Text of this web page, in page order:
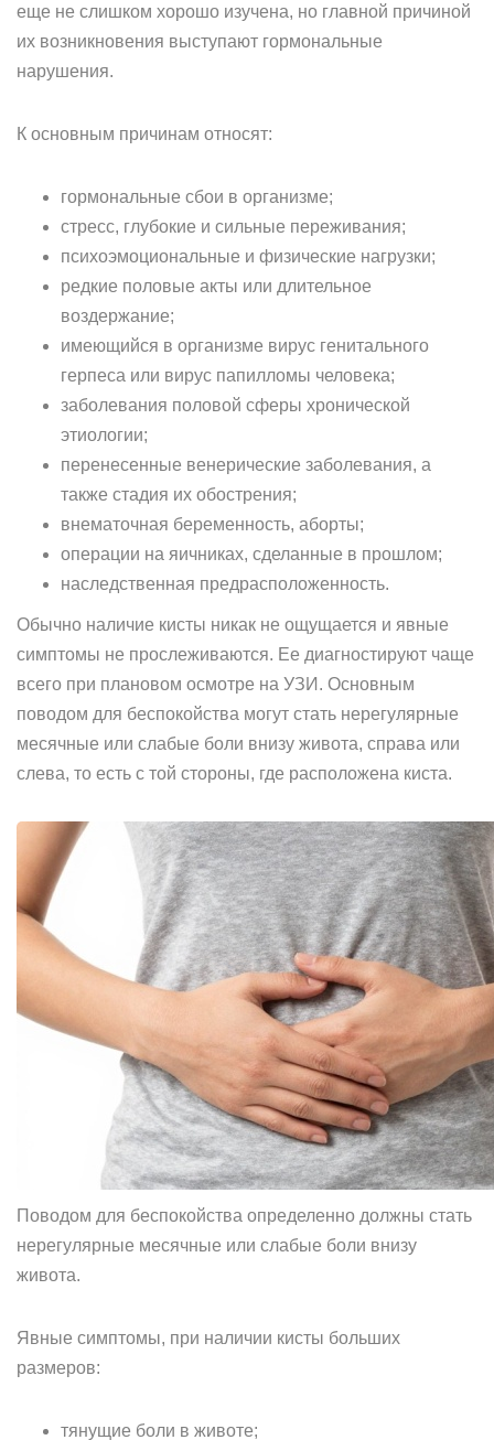
еще не слишком хорошо изучена, но главной причиной
их возникновения выступают гормональные
нарушения.
К основным причинам относят:
гормональные сбои в организме;
стресс, глубокие и сильные переживания;
психоэмоциональные и физические нагрузки;
редкие половые акты или длительное
воздержание;
имеющийся в организме вирус генитального
герпеса или вирус папилломы человека;
заболевания половой сферы хронической
этиологии;
перенесенные венерические заболевания, а
также стадия их обострения;
внематочная беременность, аборты;
операции на яичниках, сделанные в прошлом;
наследственная предрасположенность.
Обычно наличие кисты никак не ощущается и явные
симптомы не прослеживаются. Ее диагностируют чаще
всего при плановом осмотре на УЗИ. Основным
поводом для беспокойства могут стать нерегулярные
месячные или слабые боли внизу живота, справа или
слева, то есть с той стороны, где расположена киста.
Поводом для беспокойства определенно должны стать
нерегулярные месячные или слабые боли внизу
живота.
Явные симптомы, при наличии кисты больших
размеров:
тянущие боли в животе;